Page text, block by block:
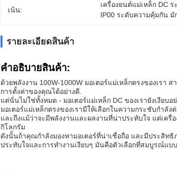
เน้น:
เครื่องยนต์แม่เหล็ก DC
IP00 ระดับความคุ้มกัน มั
รายละเอียดสินค้า
คําอธิบายสินค้า:
ด้วยพลังงาน 100W-1000W มอเตอร์แม่เหล็กตรงของเรา
การตั้งค่าของคุณได้อย่างดี.
แต่นั่นไม่ใช่ทั้งหมด - มอเตอร์แม่เหล็ก DC ของเรายังเงียบ
มอเตอร์แม่เหล็กตรงของเรามีให้เลือกในความกระชับกําลัง
และถึงแม้ว่าจะมีพลังงานและผลงานที่น่าประทับใจ แต่เครื่
กิโลกรัม
ดังนั้นถ้าคุณกําลังมองหามอเตอร์ที่น่าเชื่อถือ และมีประสิท
ประทับใจและการทํางานเงียบๆ มันคือตัวเลือกที่สมบูรณ์แบ